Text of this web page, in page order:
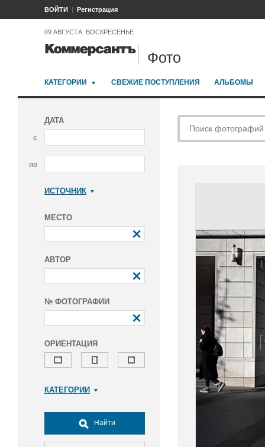
ВОЙТИ Регистрация
09 АВГУСТА, ВОСКРЕСЕНЬЕ
Фото
КАТЕГОРИИ СВЕЖИЕ ПОСТУПЛЕНИЯ АЛЬБОМЫ
ДАТА
с
по
ИСТОЧНИК
МЕСТО
АВТОР
№ ФОТОГРАФИИ
ОРИЕНТАЦИЯ
КАТЕГОРИИ
Досуг, туризм и отдых
Культура
Найти